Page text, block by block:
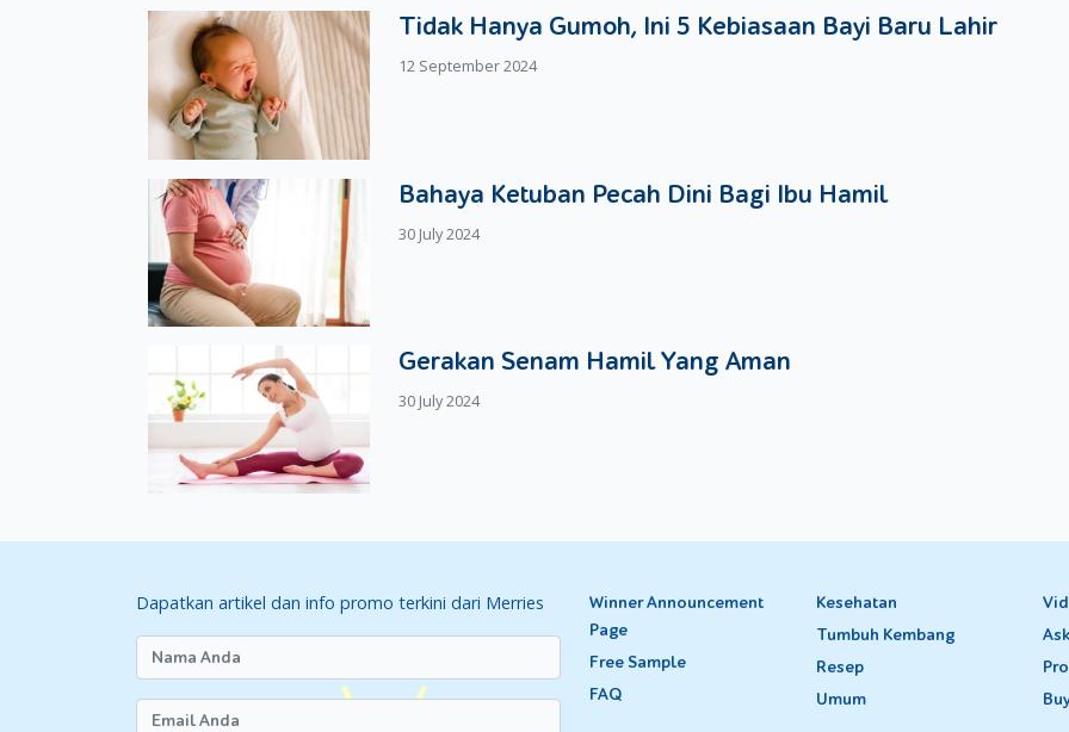
Tidak Hanya Gumoh, Ini 5 Kebiasaan Bayi Baru Lahir
12 September 2024
Bahaya Ketuban Pecah Dini Bagi Ibu Hamil
30 July 2024
Gerakan Senam Hamil Yang Aman
30 July 2024
Dapatkan artikel dan info promo terkini dari Merries
Winner Announcement
Page
Free Sample
FAQ
Kesehatan
Tumbuh Kembang
Resep
Umum